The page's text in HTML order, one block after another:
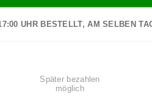
UHR BESTELLT, AM SELBEN
Später bezahlen
möglich